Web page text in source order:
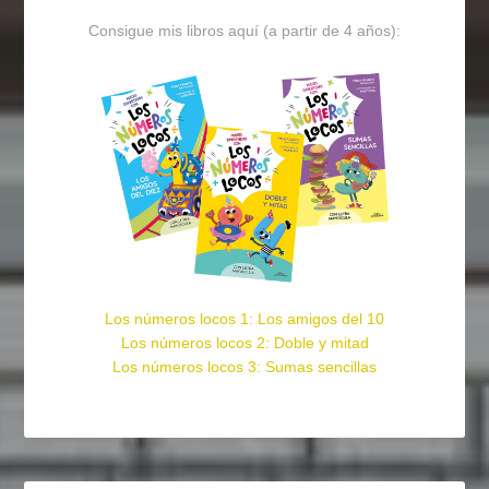
Consigue mis libros aquí (a partir de 4 años):
Los números locos 1: Los amigos del 10
Los números locos 2: Doble y mitad
Los números locos 3: Sumas sencillas